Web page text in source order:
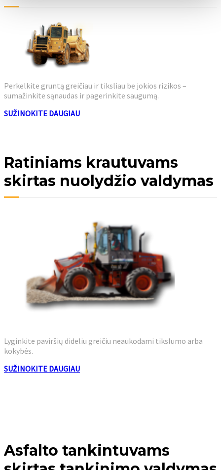
Perkelkite gruntą greičiau ir tiksliau be jokios rizikos –
sumažinkite sąnaudas ir pagerinkite saugumą.
SUŽINOKITE DAUGIAU
Ratiniams krautuvams
skirtas nuolydžio valdymas
Lyginkite paviršių dideliu greičiu neaukodami tikslumo arba
kokybės.
SUŽINOKITE DAUGIAU
Asfalto tankintuvams